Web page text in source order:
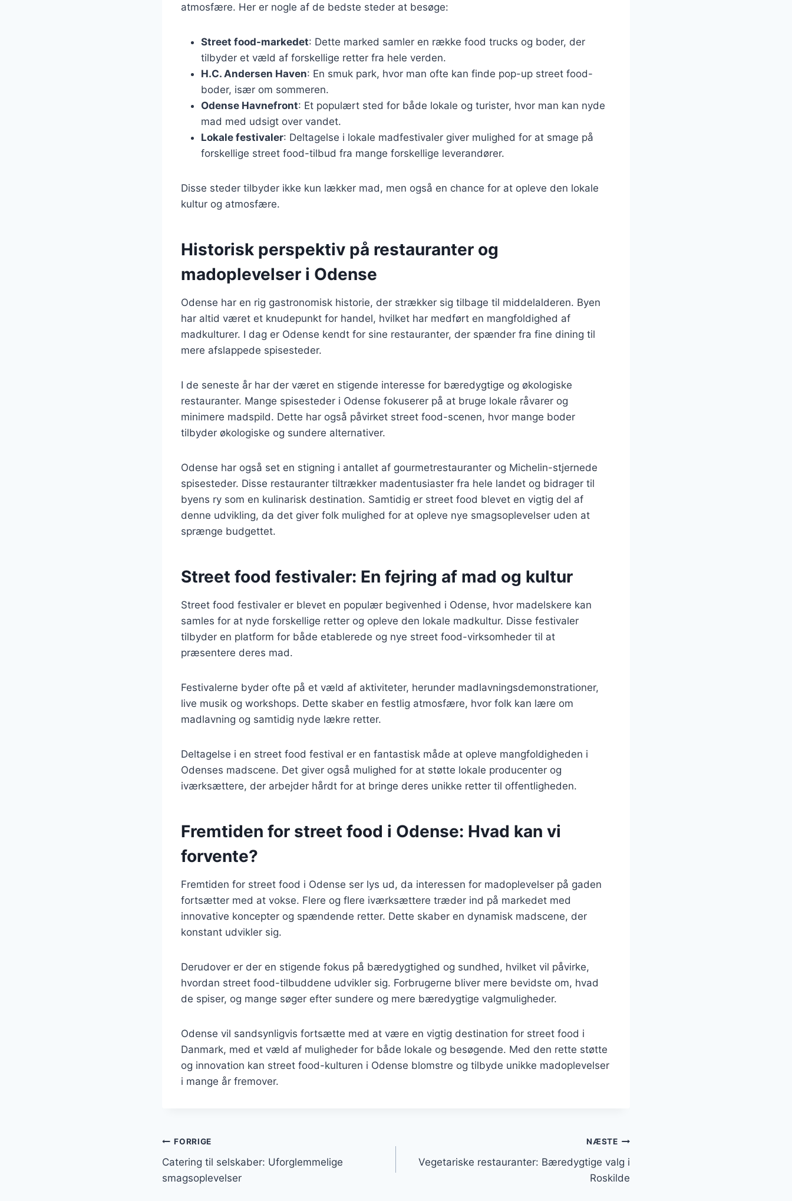
atmosfære. Her er nogle af de bedste steder at besøge:
Street food-markedet: Dette marked samler en række food trucks og boder, der
tilbyder et væld af forskellige retter fra hele verden.
H.C. Andersen Haven: En smuk park, hvor man ofte kan finde pop-up street food-
boder, især om sommeren.
Odense Havnefront: Et populært sted for både lokale og turister, hvor man kan nyde
mad med udsigt over vandet.
Lokale festivaler: Deltagelse i lokale madfestivaler giver mulighed for at smage på
forskellige street food-tilbud fra mange forskellige leverandører.
Disse steder tilbyder ikke kun lækker mad, men også en chance for at opleve den lokale
kultur og atmosfære.
Historisk perspektiv på restauranter og
madoplevelser i Odense
Odense har en rig gastronomisk historie, der strækker sig tilbage til middelalderen. Byen
har altid været et knudepunkt for handel, hvilket har medført en mangfoldighed af
madkulturer. I dag er Odense kendt for sine restauranter, der spænder fra fine dining til
mere afslappede spisesteder.
I de seneste år har der været en stigende interesse for bæredygtige og økologiske
restauranter. Mange spisesteder i Odense fokuserer på at bruge lokale råvarer og
minimere madspild. Dette har også påvirket street food-scenen, hvor mange boder
tilbyder økologiske og sundere alternativer.
Odense har også set en stigning i antallet af gourmetrestauranter og Michelin-stjernede
spisesteder. Disse restauranter tiltrækker madentusiaster fra hele landet og bidrager til
byens ry som en kulinarisk destination. Samtidig er street food blevet en vigtig del af
denne udvikling, da det giver folk mulighed for at opleve nye smagsoplevelser uden at
sprænge budgettet.
Street food festivaler: En fejring af mad og kultur
Street food festivaler er blevet en populær begivenhed i Odense, hvor madelskere kan
samles for at nyde forskellige retter og opleve den lokale madkultur. Disse festivaler
tilbyder en platform for både etablerede og nye street food-virksomheder til at
præsentere deres mad.
Festivalerne byder ofte på et væld af aktiviteter, herunder madlavningsdemonstrationer,
live musik og workshops. Dette skaber en festlig atmosfære, hvor folk kan lære om
madlavning og samtidig nyde lækre retter.
Deltagelse i en street food festival er en fantastisk måde at opleve mangfoldigheden i
Odenses madscene. Det giver også mulighed for at støtte lokale producenter og
iværksættere, der arbejder hårdt for at bringe deres unikke retter til offentligheden.
Fremtiden for street food i Odense: Hvad kan vi
forvente?
Fremtiden for street food i Odense ser lys ud, da interessen for madoplevelser på gaden
fortsætter med at vokse. Flere og flere iværksættere træder ind på markedet med
innovative koncepter og spændende retter. Dette skaber en dynamisk madscene, der
konstant udvikler sig.
Derudover er der en stigende fokus på bæredygtighed og sundhed, hvilket vil påvirke,
hvordan street food-tilbuddene udvikler sig. Forbrugerne bliver mere bevidste om, hvad
de spiser, og mange søger efter sundere og mere bæredygtige valgmuligheder.
Odense vil sandsynligvis fortsætte med at være en vigtig destination for street food i
Danmark, med et væld af muligheder for både lokale og besøgende. Med den rette støtte
og innovation kan street food-kulturen i Odense blomstre og tilbyde unikke madoplevelser
i mange år fremover.
Indlægsnavigation
FORRIGE
Catering til selskaber: Uforglemmelige
smagsoplevelser
NÆSTE
Vegetariske restauranter: Bæredygtige valg i
Roskilde